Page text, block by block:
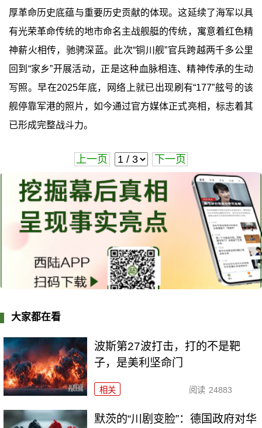
厚革命历史底蕴与重要历史贡献的体现。这延续了海军以具
有光荣革命传统的地市命名主战舰艇的传统，寓意着红色精
神薪火相传，驰骋深蓝。此次“铜川舰”官兵跨越两千多公里
回到“家乡”开展活动，正是这种血脉相连、精神传承的生动
写照。早在2025年底，网络上就已出现刷有“177”舷号的该
舰停靠军港的照片，如今通过官方媒体正式亮相，标志着其
已形成完整战斗力。
上一页 下一页
大家都在看
波斯第27波打击，打的不是靶
子，是美利坚命门
相关 阅读 24883
默茨的“川剧变脸”：德国政府对华